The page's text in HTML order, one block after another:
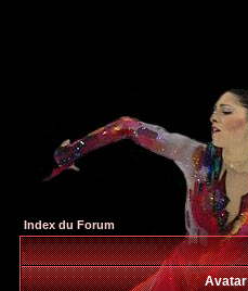
Index du Forum
Avatar